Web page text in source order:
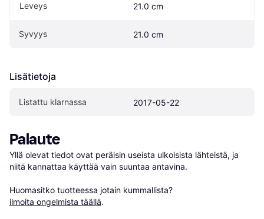
Leveys 21.0 cm
Syvyys 21.0 cm
Lisätietoja
Listattu klarnassa 2017-05-22
Palaute
Yllä olevat tiedot ovat peräisin useista ulkoisista lähteistä, ja
niitä kannattaa käyttää vain suuntaa antavina.
Huomasitko tuotteessa jotain kummallista?
ilmoita ongelmista täällä.